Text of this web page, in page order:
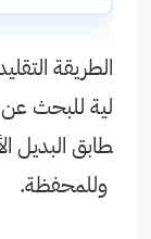
الطريقة
لية للبحث عن
طابق البديل
وللمحفظة.